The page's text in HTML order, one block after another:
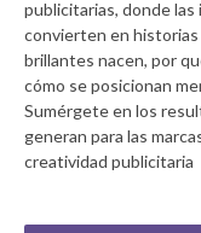
publicitarias, donde las
convierten en historias
brillantes nacen, por
cómo se posicionan
Sumérgete en los
generan para las
creatividad publicitaria